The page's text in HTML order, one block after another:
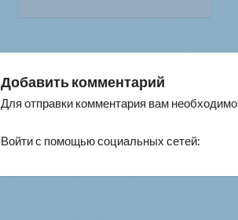
по
записям
Добавить комментарий
Для отправки комментария вам необходимо
Войти с помощью социальных сетей: